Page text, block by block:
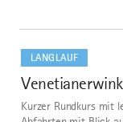
LANGLAUF
1
Kurzer Rundkurs mit
dazu